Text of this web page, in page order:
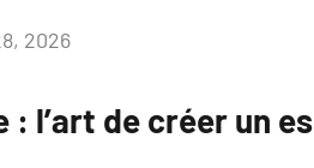
2026
l’art de créer un